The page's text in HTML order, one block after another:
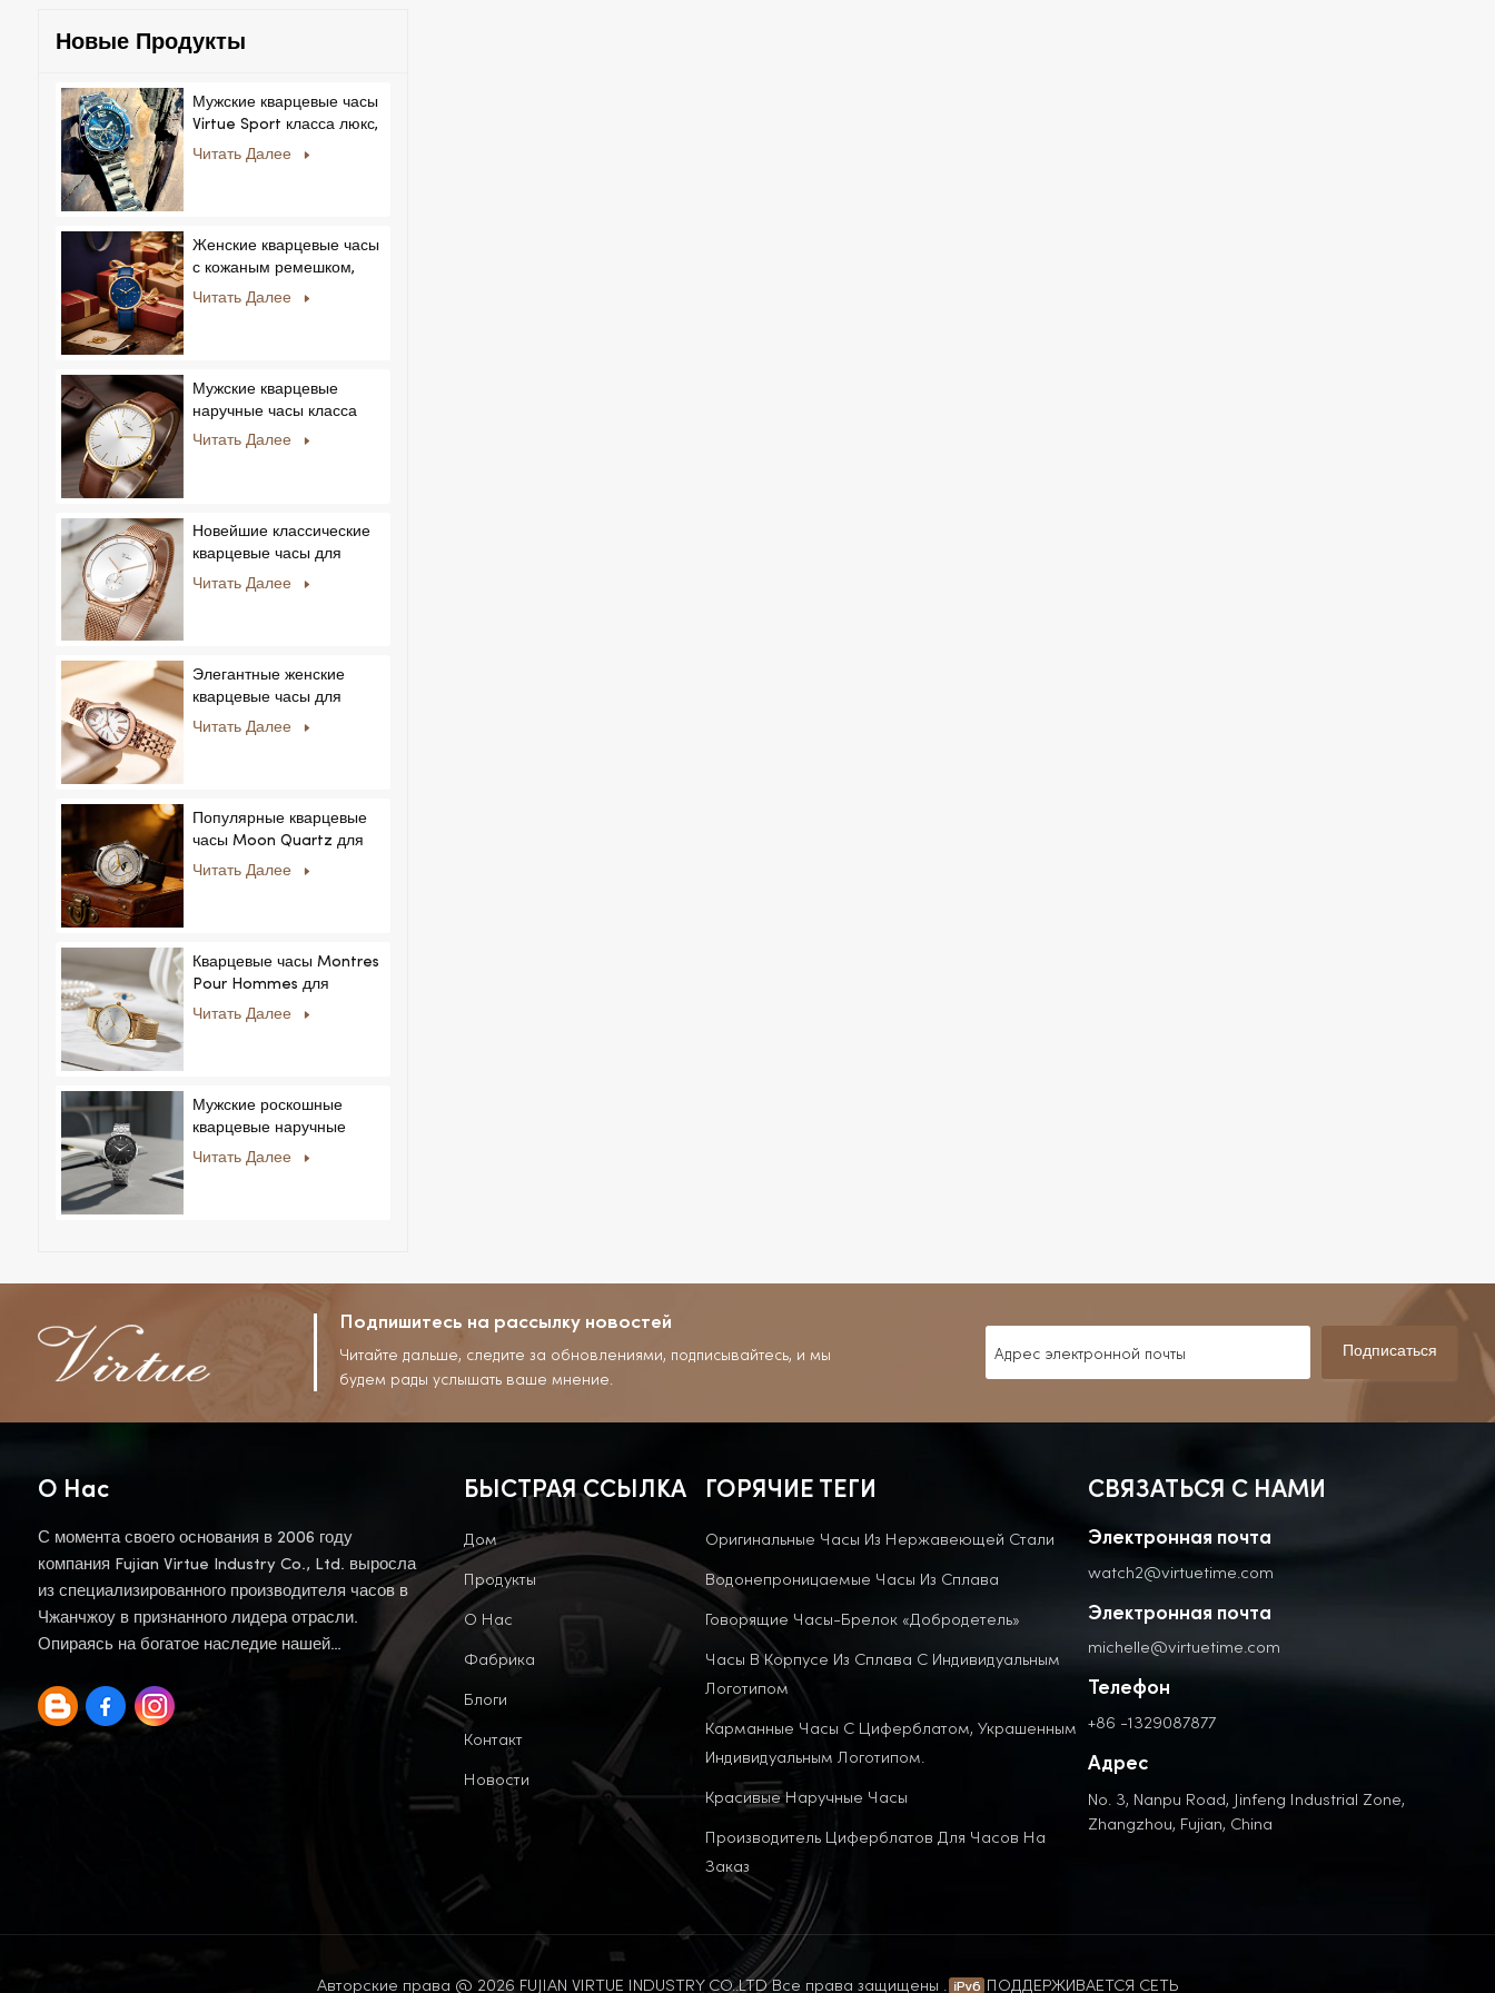
Новые Продукты
Мужские кварцевые часы
Virtue Sport класса люкс,
корпус из сплава,
логотипа на заказ для
Читать Далее
Женские кварцевые часы
с кожаным ремешком,
ультратонкие, с
Relogio, ультратонкие, с
кристаллами.
Читать Далее
Мужские кварцевые
наручные часы класса
люкс с корпусом из
Читать Далее
Новейшие классические
кварцевые часы для
мужчин:
мужчин и женщин.
Читать Далее
Элегантные женские
кварцевые часы для
частных и эксклюзивных
Читать Далее
Популярные кварцевые
часы Moon Quartz для
бизнеса, простые и
Читать Далее
Кварцевые часы Montres
Pour Hommes для
мужчин и женщин,
стразами, новый
специальный циферблат.
Читать Далее
Мужские роскошные
кварцевые наручные
часы с ремешком из
Читать Далее
Подпишитесь на рассылку новостей
Читайте дальше, следите за обновлениями, подписывайтесь, и мы
будем рады услышать ваше мнение.
Подписаться
О Нас
С момента своего основания в 2006 году
компания Fujian Virtue Industry Co., Ltd. выросла
из специализированного производителя часов в
Чжанчжоу в признанного лидера отрасли.
Опираясь на богатое наследие нашей
традицию.
БЫСТРАЯ ССЫЛКА
Дом
Продукты
О Нас
Фабрика
Блоги
Контакт
Новости
ГОРЯЧИЕ ТЕГИ
Оригинальные Часы Из Нержавеющей Стали
Водонепроницаемые Часы Из Сплава
Говорящие Часы-Брелок «Добродетель»
Часы В Корпусе Из Сплава С Индивидуальным
Логотипом
Карманные Часы С Циферблатом, Украшенным
Индивидуальным Логотипом.
Красивые Наручные Часы
Производитель Циферблатов Для Часов На
Заказ
СВЯЗАТЬСЯ С НАМИ
Электронная почта
watch2@virtuetime.com
Электронная почта
michelle@virtuetime.com
Телефон
+86 -1329087877
Адрес
No. 3, Nanpu Road, Jinfeng Industrial Zone,
Zhangzhou, Fujian, China
Авторские права @ 2026 FUJIAN VIRTUE INDUSTRY CO..LTD Все права защищены . ПОДДЕРЖИВАЕТСЯ СЕТЬ